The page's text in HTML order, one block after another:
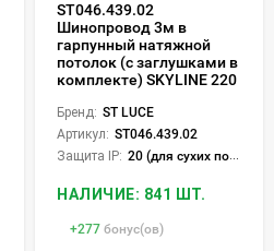
ST046.439.02
Шинопровод 3м в
гарпунный натяжной
потолок (с заглушками в
комплекте) SKYLINE 220
Бренд: ST LUCE
Артикул: ST046.439.02
Защита IP: 20 (для сухих пом.)
НАЛИЧИЕ: 841 ШТ.
+277 бонус(ов)